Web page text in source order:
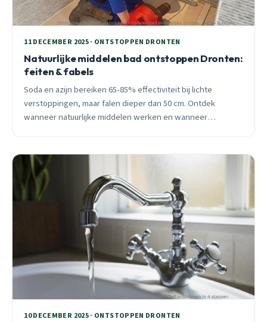
11 DECEMBER 2025 · ONTSTOPPEN DRONTEN
Natuurlijke middelen bad ontstoppen Dronten:
feiten & fabels
Soda en azijn bereiken 65-85% effectiviteit bij lichte
verstoppingen, maar falen dieper dan 50 cm. Ontdek
wanneer natuurlijke middelen werken en wanneer
10 DECEMBER 2025 · ONTSTOPPEN DRONTEN